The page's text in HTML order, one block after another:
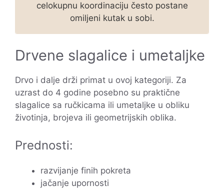
celokupnu koordinaciju često postane
omiljeni kutak u sobi.
Drvene slagalice i umetaljke
Drvo i dalje drži primat u ovoj kategoriji. Za
uzrast do 4 godine posebno su praktične
slagalice sa ručkicama ili umetaljke u obliku
životinja, brojeva ili geometrijskih oblika.
Prednosti:
razvijanje finih pokreta
jačanje upornosti